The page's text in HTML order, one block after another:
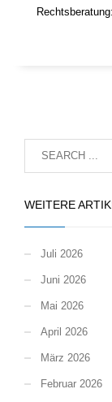
WEITERE
Juli 2026
Juni 2026
Mai 2026
April 2026
März 2026
Februar 2026